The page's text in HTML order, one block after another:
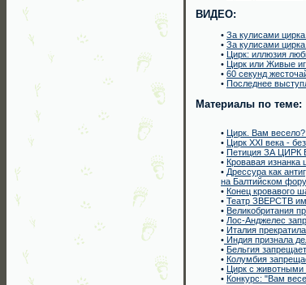
ВИДЕО:
• За кулисами
• За кулисами
• Цирк: иллюзия
• Цирк или Живые
• 60 секунд
• Последнее
Материалы по теме:
•
Цирк. Вам
•
Цирк ХХI века -
• Петиция ЗА
• Кровавая
• Дрессура как
на Балтийском
• Конец кровавого
• Театр ЗВЕРСТВ
• Великобритания
• Лос-Анджелес
• Италия
• Индия признала
• Бельгия
• Колумбия
•
Цирк с
• Конкурс: "Вам